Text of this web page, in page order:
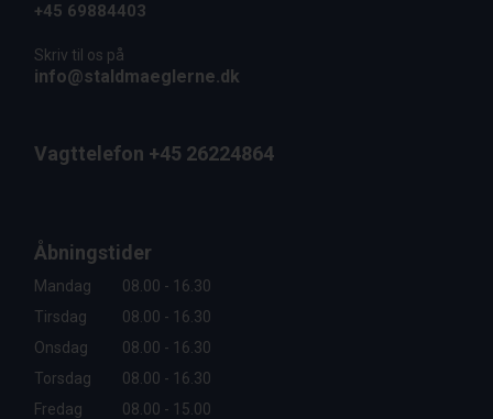
+45 69884403
Skriv til os på
info@staldmaeglerne.dk
Vagttelefon +45 26224864
Åbningstider
Mandag
08.00 - 16.30
Tirsdag
08.00 - 16.30
Onsdag
08.00 - 16.30
Torsdag
08.00 - 16.30
Fredag
08.00 - 15.00